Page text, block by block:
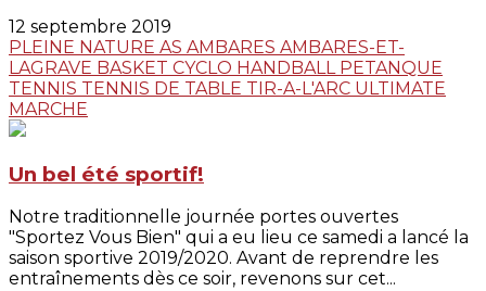
12 septembre 2019
PLEINE NATURE AS AMBARES AMBARES-ET-
LAGRAVE BASKET CYCLO HANDBALL PETANQUE
TENNIS TENNIS DE TABLE TIR-A-L'ARC ULTIMATE
MARCHE
Un bel été sportif!
Notre traditionnelle journée portes ouvertes
"Sportez Vous Bien" qui a eu lieu ce samedi a lancé la
saison sportive 2019/2020. Avant de reprendre les
entraînements dès ce soir, revenons sur cet...